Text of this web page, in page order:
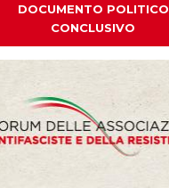
DOCUMENTO POLITICO
CONCLUSIVO